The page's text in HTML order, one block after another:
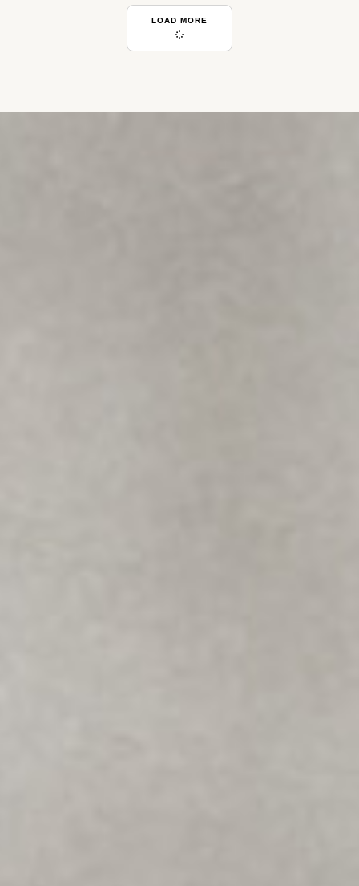
LOAD MORE